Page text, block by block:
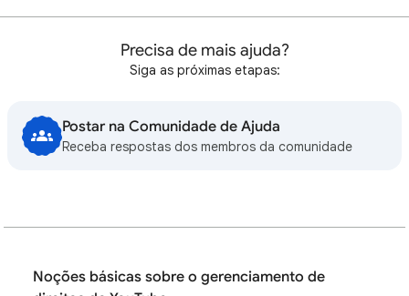
Precisa de mais ajuda?
Siga as próximas etapas:
Postar na Comunidade de Ajuda
Receba respostas dos membros da comunidade
Noções básicas sobre o gerenciamento de